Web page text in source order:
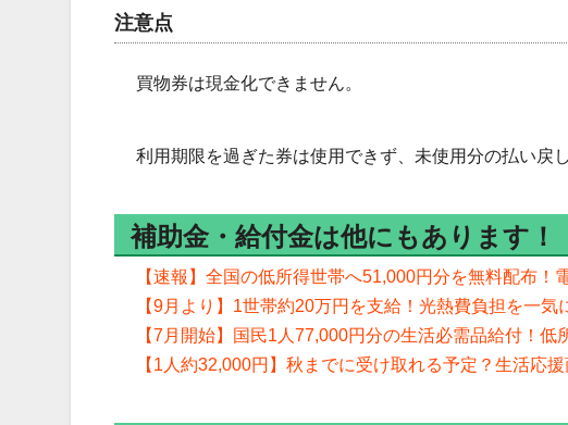
注意点
買物券は現金化できません。
利用期限を過ぎた券は使用できず、未使用分の払い戻
補助金・給付金は他にもあります！
【速報】全国の低所得世帯へ51,000円分を無料配布！
【9月より】1世帯約20万円を支給！光熱費負担を一気
【7月開始】国民1人77,000円分の生活必需品給付！低
【1人約32,000円】秋までに受け取れる予定？生活応